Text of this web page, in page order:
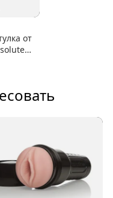
от